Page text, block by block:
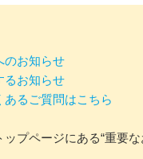
のお知らせ
るお知らせ
あるご質問はこちら
ップページにある“重要